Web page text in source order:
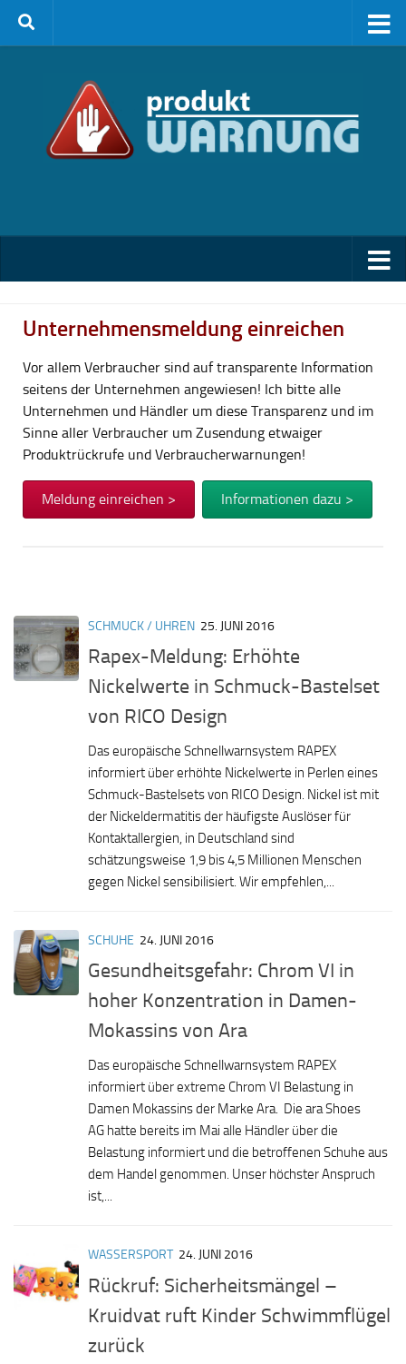
Zum Inhalt springen
Unternehmensmeldung einreichen
Vor allem Verbraucher sind auf transparente Information
seitens der Unternehmen angewiesen! Ich bitte alle
Unternehmen und Händler um diese Transparenz und im
Sinne aller Verbraucher um Zusendung etwaiger
Produktrückrufe und Verbraucherwarnungen!
Meldung einreichen > Informationen dazu >
SCHMUCK / UHREN 25. JUNI 2016
Rapex-Meldung: Erhöhte
Nickelwerte in Schmuck-Bastelset
von RICO Design
Das europäische Schnellwarnsystem RAPEX
informiert über erhöhte Nickelwerte in Perlen eines
Schmuck-Bastelsets von RICO Design. Nickel ist mit
der Nickeldermatitis der häufigste Auslöser für
Kontaktallergien, in Deutschland sind
schätzungsweise 1,9 bis 4,5 Millionen Menschen
gegen Nickel sensibilisiert. Wir empfehlen,...
SCHUHE 24. JUNI 2016
Gesundheitsgefahr: Chrom VI in
hoher Konzentration in Damen-
Mokassins von Ara
Das europäische Schnellwarnsystem RAPEX
informiert über extreme Chrom VI Belastung in
Damen Mokassins der Marke Ara. Die ara Shoes
AG hatte bereits im Mai alle Händler über die
Belastung informiert und die betroffenen Schuhe aus
dem Handel genommen. Unser höchster Anspruch
ist,...
WASSERSPORT 24. JUNI 2016
Rückruf: Sicherheitsmängel –
Kruidvat ruft Kinder Schwimmflügel
zurück